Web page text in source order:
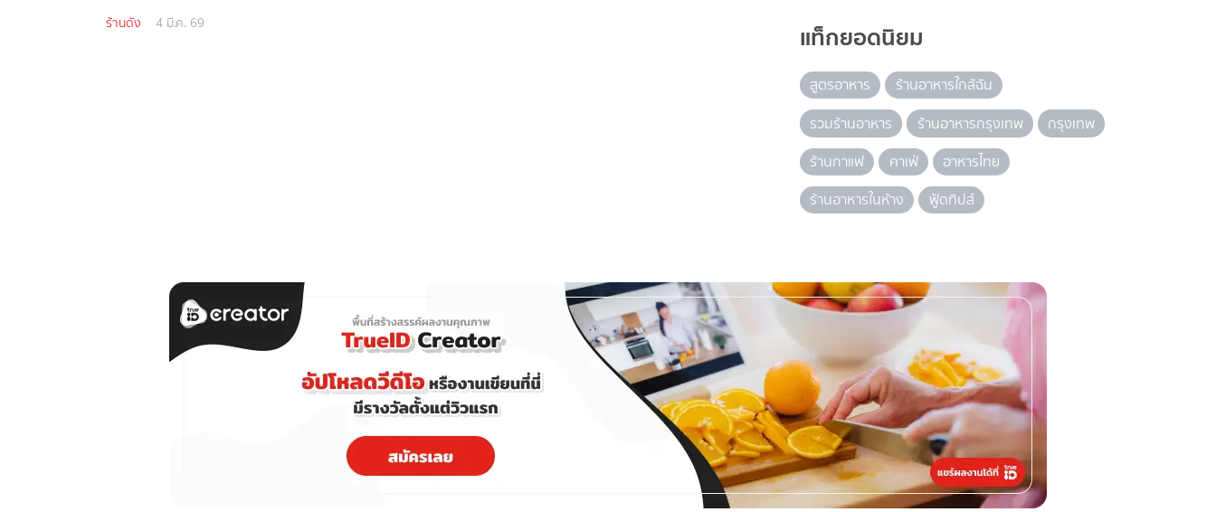
ร้านดัง 4 มี.ค. 69 แท็กยอดนิยม
สูตรอาหาร
ร้านอาหารใกล้ฉัน
รวมร้านอาหาร
ร้านอาหารกรุงเทพ
กรุงเทพ
ร้านกาแฟ
คาเฟ่
อาหารไทย
ร้านอาหารในห้าง
ฟู้ดทิปส์